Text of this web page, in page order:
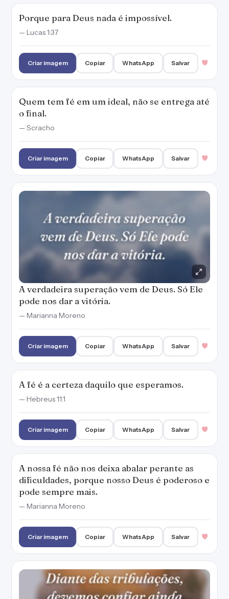
Porque para Deus nada é impossível.
— Lucas 1:37
Criar imagem Copiar WhatsApp Salvar
Quem tem fé em um ideal, não se entrega até
o final.
— Scracho
Criar imagem Copiar WhatsApp Salvar
A verdadeira superação vem de Deus. Só Ele
pode nos dar a vitória.
— Marianna Moreno
Criar imagem Copiar WhatsApp Salvar
A fé é a certeza daquilo que esperamos.
— Hebreus 11:1
Criar imagem Copiar WhatsApp Salvar
A nossa fé não nos deixa abalar perante as
dificuldades, porque nosso Deus é poderoso e
pode sempre mais.
— Marianna Moreno
Criar imagem Copiar WhatsApp Salvar